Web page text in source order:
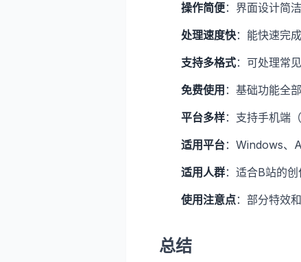
操作简便：界面设计简
处理速度快：能快速完
支持多格式：可处理常
免费使用 ：基础功能全部
平台多样：支持手机端
适用平台：Windows、
适用人群：适合B站的
使用注意点：部分特效
总结